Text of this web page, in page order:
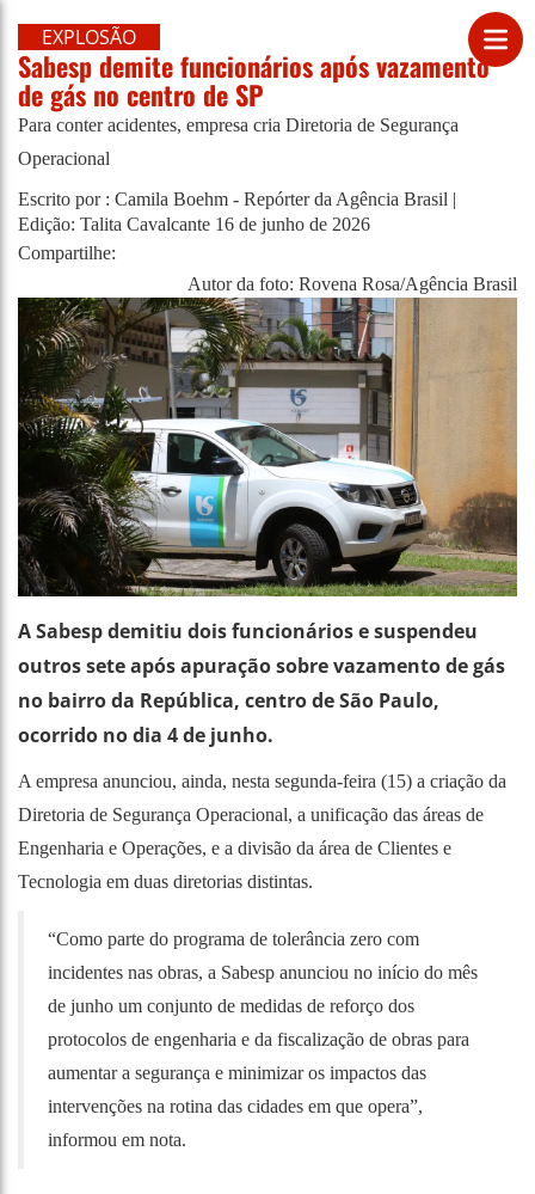
EXPLOSÃO
Sabesp demite funcionários após vazamento
de gás no centro de SP
Para conter acidentes, empresa cria Diretoria de Segurança
Operacional
Escrito por : Camila Boehm - Repórter da Agência Brasil |
Edição: Talita Cavalcante 16 de junho de 2026
Compartilhe:
Autor da foto: Rovena Rosa/Agência Brasil
A Sabesp demitiu dois funcionários e suspendeu
outros sete após apuração sobre vazamento de gás
no bairro da República, centro de São Paulo,
ocorrido no dia 4 de junho.
A empresa anunciou, ainda, nesta segunda-feira (15) a criação da
Diretoria de Segurança Operacional, a unificação das áreas de
Engenharia e Operações, e a divisão da área de Clientes e
Tecnologia em duas diretorias distintas.
“Como parte do programa de tolerância zero com
incidentes nas obras, a Sabesp anunciou no início do mês
de junho um conjunto de medidas de reforço dos
protocolos de engenharia e da fiscalização de obras para
aumentar a segurança e minimizar os impactos das
intervenções na rotina das cidades em que opera”,
informou em nota.